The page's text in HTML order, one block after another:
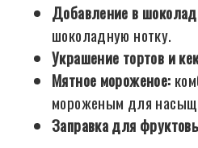
Добавление в
шоколадную нотку.
Украшение тортов и
Мятное мороженое:
мороженым для
Заправка для